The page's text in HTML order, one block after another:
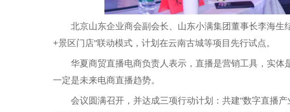
北京山东企业商会副会长、山东小满集团董事长李海生
+景区门店"联动模式，计划在云南古城等项目先行试点。
华夏商贸直播电商负责人表示，直播是营销工具，实体
一定是未来电商直播趋势。
会议圆满召开，并达成三项行动计划：共建"数字直播